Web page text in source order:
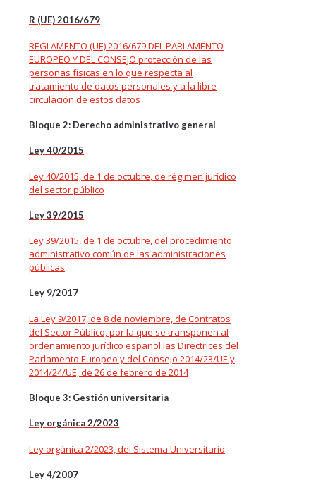
R (UE) 2016/679
REGLAMENTO (UE) 2016/679 DEL PARLAMENTO
EUROPEO Y DEL CONSEJO protección de las
personas físicas en lo que respecta al
tratamiento de datos personales y a la libre
circulación de estos datos
Bloque 2: Derecho administrativo general
Ley 40/2015
Ley 40/2015, de 1 de octubre, de régimen jurídico
del sector público
Ley 39/2015
Ley 39/2015, de 1 de octubre, del procedimiento
administrativo común de las administraciones
públicas
Ley 9/2017
La Ley 9/2017, de 8 de noviembre, de Contratos
del Sector Público, por la que se transponen al
ordenamiento jurídico español las Directrices del
Parlamento Europeo y del Consejo 2014/23/UE y
2014/24/UE, de 26 de febrero de 2014
Bloque 3: Gestión universitaria
Ley orgánica 2/2023
Ley orgánica 2/2023, del Sistema Universitario
Ley 4/2007